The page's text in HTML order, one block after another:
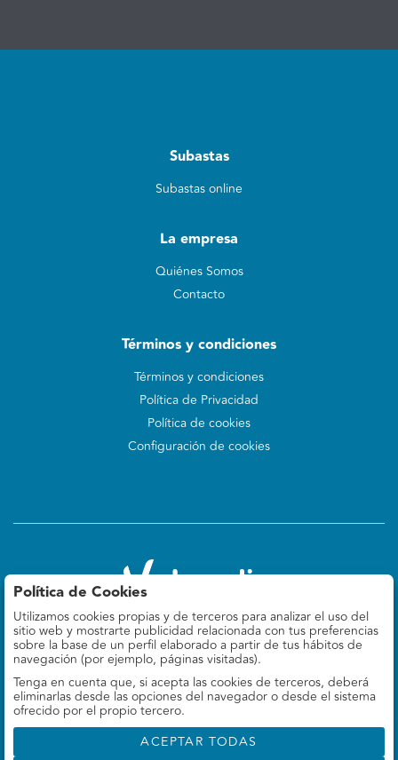
Subastas
Subastas online
La empresa
Quiénes Somos
Contacto
Términos y condiciones
Términos y condiciones
Política de Privacidad
Política de cookies
Configuración de cookies
Valoralia
Felipe IV 9, 5º Izq
28014 Madrid, ES
660 78 69 37
info@valoralia.es
Política de Cookies
Utilizamos cookies propias y de terceros para analizar el uso del
sitio web y mostrarte publicidad relacionada con tus preferencias
sobre la base de un perfil elaborado a partir de tus hábitos de
navegación (por ejemplo, páginas visitadas).
Tenga en cuenta que, si acepta las cookies de terceros, deberá
eliminarlas desde las opciones del navegador o desde el sistema
ofrecido por el propio tercero.
ACEPTAR TODAS